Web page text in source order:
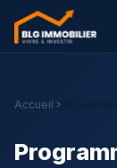
Accueil